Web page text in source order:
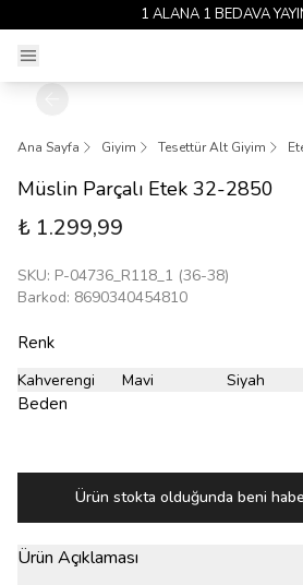
1 ALANA 1 BEDAVA
Ana Sayfa Giyim Tesettür Alt Giyim
Müslin Parçalı Etek 32-2850
₺ 1.299,99
SKU: P-04736_R118_1 (36-38)
Barkod: 8690340454810
Renk
Kahverengi Mavi Siyah
Beden
Ürün stokta olduğunda beni
Ürün Açıklaması